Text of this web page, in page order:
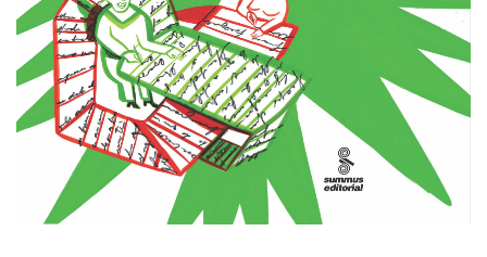
Cinema
(23)
Comportamento
(418)
Comunicação
(232)
Corpo
e
Movimento